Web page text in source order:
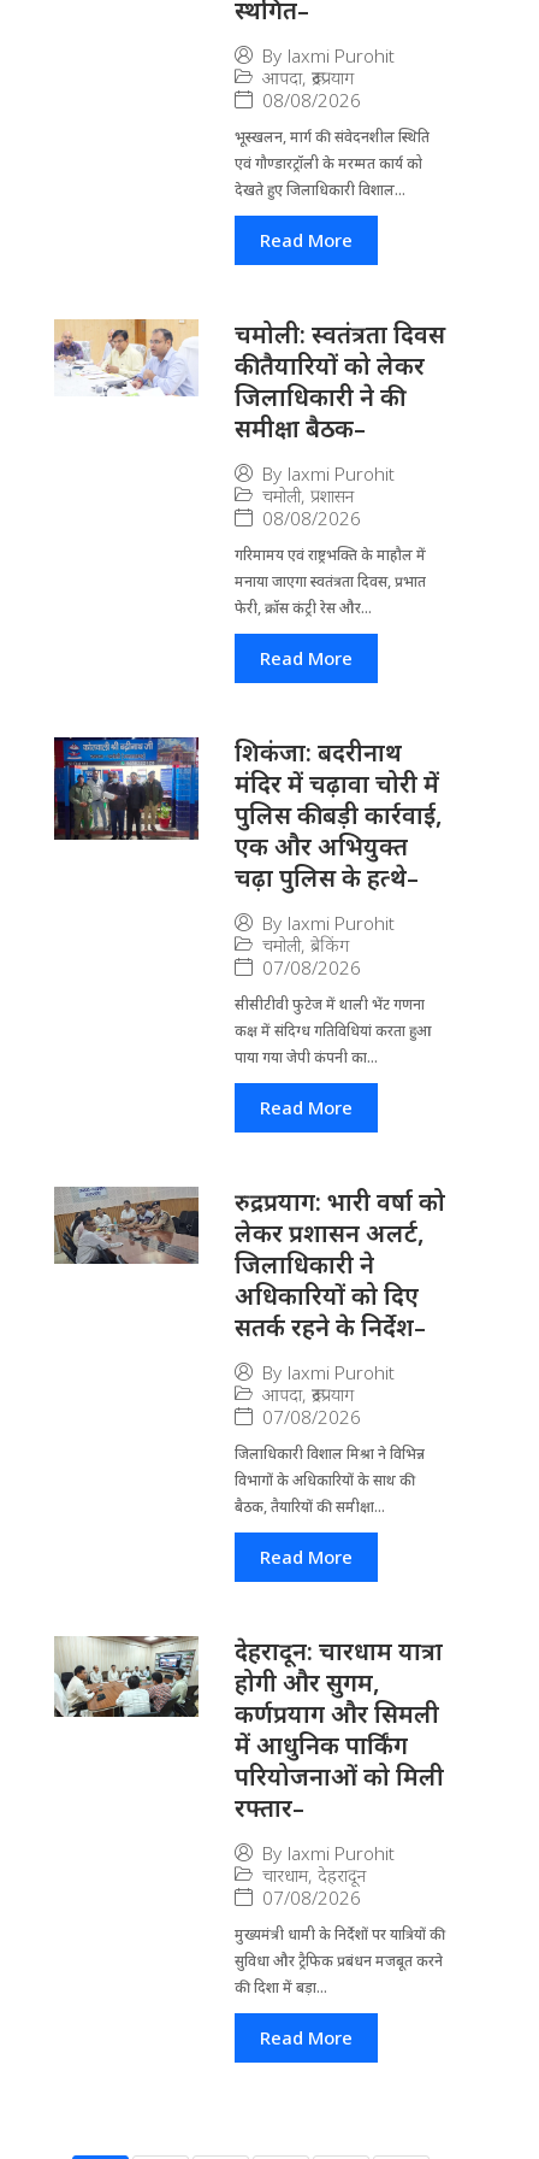
स्थगित–
By laxmi Purohit
आपदा, रूद्रप्रयाग
08/08/2026
भूस्खलन, मार्ग की संवेदनशील स्थिति
एवं गौण्डारट्रॉली के मरम्मत कार्य को
देखते हुए जिलाधिकारी विशाल...
Read More
चमोली: स्वतंत्रता दिवस
की तैयारियों को लेकर
जिलाधिकारी ने की
समीक्षा बैठक–
By laxmi Purohit
चमोली, प्रशासन
08/08/2026
गरिमामय एवं राष्ट्रभक्ति के माहौल में
मनाया जाएगा स्वतंत्रता दिवस, प्रभात
फेरी, क्रॉस कंट्री रेस और...
Read More
​शिकंजा: बदरीनाथ
मंदिर में चढ़ावा चोरी में
पुलिस की बड़ी कार्रवाई,
एक और अभियुक्त
चढ़ा पुलिस के हत्थे–
By laxmi Purohit
चमोली, ब्रेकिंग
07/08/2026
सीसीटीवी फुटेज में थाली भेंट गणना
कक्ष में संदिग्ध गतिविधियां करता हुआ
पाया गया जेपी कंपनी का...
Read More
रुद्रप्रयाग: भारी वर्षा को
लेकर प्रशासन अलर्ट,
जिलाधिकारी ने
अधिकारियों को दिए
सतर्क रहने के निर्देश–
By laxmi Purohit
आपदा, रूद्रप्रयाग
07/08/2026
जिला​धिकारी विशाल मिश्रा ने वि​भिन्न
विभागों के अ​धिकारियों के साथ की
बैठक, तैयारियों की समीक्षा...
Read More
देहरादून: चारधाम यात्रा
होगी और सुगम,
कर्णप्रयाग और सिमली
में आधुनिक पार्किंग
परियोजनाओं को मिली
रफ्तार–
By laxmi Purohit
चारधाम, देहरादून
07/08/2026
मुख्यमंत्री धामी के निर्देशों पर यात्रियों की
सुविधा और ट्रैफिक प्रबंधन मजबूत करने
की दिशा में बड़ा...
Read More